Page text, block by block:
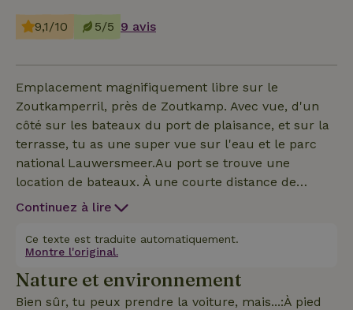
9,1/10 5/5 9 avis
Emplacement magnifiquement libre sur le
Zoutkamperril, près de Zoutkamp. Avec vue, d'un
côté sur les bateaux du port de plaisance, et sur la
terrasse, tu as une super vue sur l'eau et le parc
national Lauwersmeer.Au port se trouve une
location de bateaux. À une courte distance de
Lauwersoog, tu peux facilement faire la traversée
t'intéresse, je peux donner un atelier de peinture
dans mon studio. (Je suis un artiste visuel)
Continuez à lire
Ce texte est traduite automatiquement.
Montre l'original.
Nature et environnement
Bien sûr, tu peux prendre la voiture, mais...:À pied